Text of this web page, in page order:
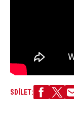
SDÍLET: